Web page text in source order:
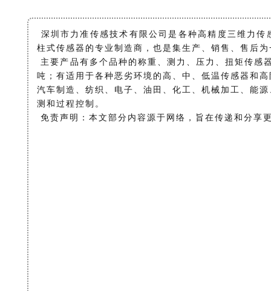
深圳市力准传感技术有限公司是各种高精度三维力
柱式传感器的专业制造商，也是集生产、销售、售后
主要产品有多个品种的称重、测力、压力、扭矩传
吨；有适用于各种恶劣环境的高、中、低温传感器和
汽车制造、纺织、电子、油田、化工、机械加工、能
测和过程控制。
免责声明：本文部分内容源于网络，旨在传递和分享